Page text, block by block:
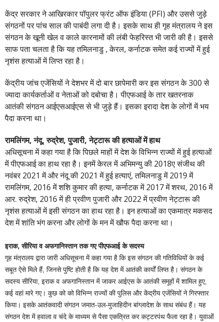
केंद्र सरकार ने आखिरकार पॉपुलर फ्रंट ऑफ इंडिया (PFI) और उससे जुड़े
संगठनों पर पांच साल की पाबंदी लगा दी है। इसके साथ ही गृह मंत्रालय ने इस
संगठन के खूनी खेल व काले कारनामों की लंबी फेहरिस्त भी जारी की है। इससे
साफ पता चलता है कि यह तमिलनाडु , केरल, कर्नाटक समेत कई राज्यों में हुई
नृशंस हत्याओं में लिप्त रहा है।
केंद्रीय जांच एजेंसियों ने देशभर में दो बार छापेमारी कर इस संगठन के 300 से
ज्यादा कार्यकर्ताओं व नेताओं को दबोचा है। पीएफआई के तार खतरनाक
आतंकी संगठन आईएसआईएस से भी जुड़े हैं। इसका इरादा देश के लोगों में भय
पैदा करना था।
रामलिंगम, नंदू, रुद्रेश, पुजारी, नेट्टारू की हत्याओं में हाथ
अधिसूचना में कहा गया है कि पिछले माहों में देश के विभिन्न राज्यों में हुई हत्याओं
में पीएफआई का हाथ रहा है। इनमें केरल में अभिमन्यु की 2018ए संजीथ की
नवंबर 2021 में और नंदू की 2021 में हुई हत्याएं, तमिलनाडु में 2019 में
रामलिंगम, 2016 में शशि कुमार की हत्या, कर्नाटक में 2017 में शरथ, 2016 में
आर. रुद्रेश, 2016 में ही प्रवीण पुजारी और 2022 में प्रवीण नेट्टारू की
नृशंस हत्याओं में इसी संगठन का हाथ रहा है। इन हत्याओं का एकमात्र मकसद
देश में शांति भंग करना और लोगों के मन में खौफ पैदा करना था।
इराक, सीरिया व अफगानिस्तान तक गए पीएफआई के सदस्य
गृह मंत्रालय द्वारा जारी अधिसूचना में कहा गया है कि इस संगठन की गतिविधियों के कई
सबूत ऐसे मिले हैं, जिनसे पुष्टि होती है कि यह देश में आतंकी कार्यों लिप्त है। संगठन के
सदस्य सीरिया, इराक व अफगानिस्तान में जाकर आईएस के आतंकी समूहों में शामिल हुए,
कई वहां मारे गए। कुछ को को विभिन्न राज्यों की पुलिस और केंद्रीय एजेंसियों ने गिरफ्तार
किया। इसके आतंकवादी संगठन जमात-उल-मुजाहिदीन बांग्लादेश के साथ संबंध हैं। यह
संगठन देश में हवाला व चंदे के माध्यम से पैसा एकत्रित कर कट्टरपंथ फैला रहा है। युवाओं